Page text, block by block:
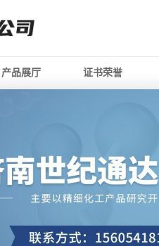
产品展厅 证书荣誉